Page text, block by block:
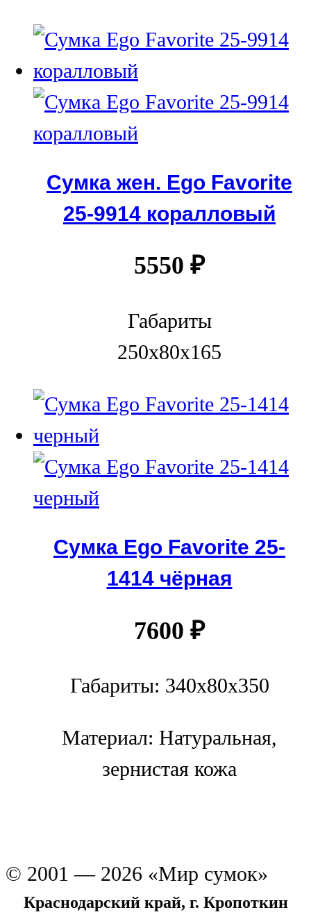
Сумка жен. Ego Favorite
25-9914 коралловый
5550 ₽
Габариты
250x80x165
Сумка Ego Favorite 25-
1414 чёрная
7600 ₽
Габариты: 340х80х350
Материал: Натуральная,
зернистая кожа
© 2001 — 2026 «Мир сумок»
Краснодарский край, г. Кропоткин